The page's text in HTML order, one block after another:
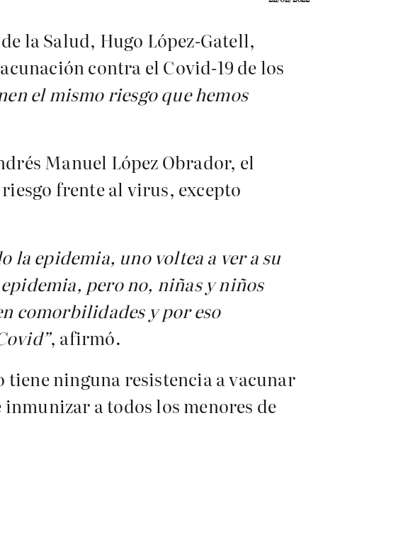
la Salud, Hugo López-Gatell,
contra el Covid-19 de los
el mismo riesgo que hemos
Manuel López Obrador, el
frente al virus, excepto
la epidemia, uno voltea a ver a su
pero no, niñas y niños
comorbilidades y por eso
, afirmó.
tiene ninguna resistencia a vacunar
a todos los menores de